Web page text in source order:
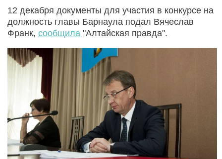
12 декабря документы для участия в конкурсе на
должность главы Барнаула подал Вячеслав
Франк, сообщила "Алтайская правда".